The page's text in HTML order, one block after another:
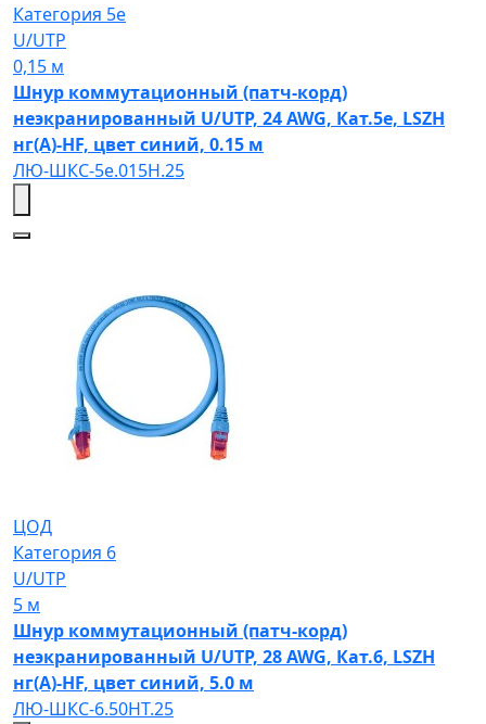
Категория 5e
U/UTP
0,15 м
Шнур коммутационный (патч-корд)
неэкранированный U/UTP, 24 AWG, Кат.5e, LSZH
нг(А)-HF, цвет синий, 0.15 м
ЛЮ-ШКС-5e.015Н.25
ЦОД
Категория 6
U/UTP
5 м
Шнур коммутационный (патч-корд)
неэкранированный U/UTP, 28 AWG, Кат.6, LSZH
нг(А)-HF, цвет синий, 5.0 м
ЛЮ-ШКС-6.50НТ.25